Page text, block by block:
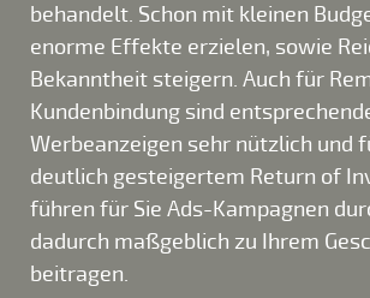
behandelt. Schon mit kleinen
enorme Effekte erzielen, sowie
Bekanntheit steigern. Auch für
Kundenbindung sind
Werbeanzeigen sehr nützlich und
deutlich gesteigertem Return of
führen für Sie Ads-Kampagnen
dadurch maßgeblich zu Ihrem
beitragen.